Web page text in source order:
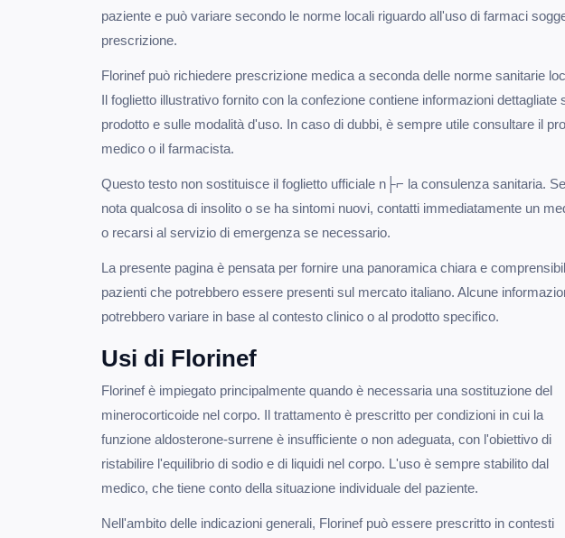
paziente e può variare secondo le norme locali riguardo all'uso di farmaci
prescrizione.
Florinef può richiedere prescrizione medica a seconda delle norme sanitarie
Il foglietto illustrativo fornito con la confezione contiene informazioni dettagliate
prodotto e sulle modalità d'uso. In caso di dubbi, è sempre utile consultare il
medico o il farmacista.
Questo testo non sostituisce il foglietto ufficiale n├⌐ la consulenza sanitaria. Se
nota qualcosa di insolito o se ha sintomi nuovi, contatti immediatamente un
o recarsi al servizio di emergenza se necessario.
La presente pagina è pensata per fornire una panoramica chiara e
pazienti che potrebbero essere presenti sul mercato italiano. Alcune
potrebbero variare in base al contesto clinico o al prodotto specifico.
Usi di Florinef
Florinef è impiegato principalmente quando è necessaria una sostituzione del
minerocorticoide nel corpo. Il trattamento è prescritto per condizioni in cui la
funzione aldosterone-surrene è insufficiente o non adeguata, con l'obiettivo di
ristabilire l'equilibrio di sodio e di liquidi nel corpo. L'uso è sempre stabilito dal
medico, che tiene conto della situazione individuale del paziente.
Nell'ambito delle indicazioni generali, Florinef può essere prescritto in contesti